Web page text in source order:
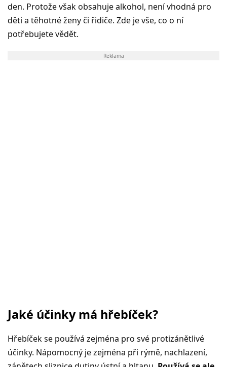
den. Protože však obsahuje alkohol, není vhodná pro
děti a těhotné ženy či řidiče. Zde je vše, co o ní
potřebujete vědět.
Reklama
Jaké účinky má hřebíček?
Hřebíček se používá zejména pro své protizánětlivé
účinky. Nápomocný je zejména při rýmě, nachlazení,